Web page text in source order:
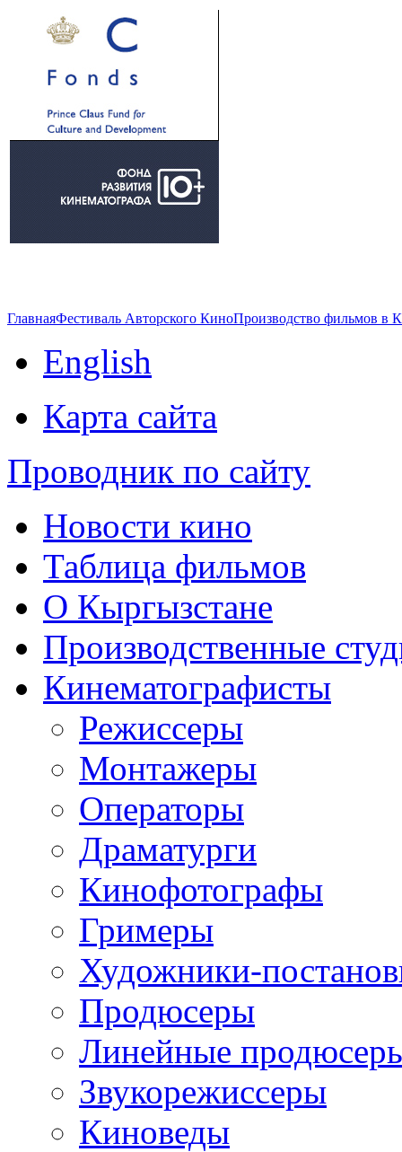
ГлавнаяФестиваль Авторского КиноПроизводство фильмов в
English
Карта сайта
Проводник по сайту
Новости кино
Таблица фильмов
О Кыргызстане
Производственные
Кинематографисты
Режиссеры
Монтажеры
Операторы
Драматурги
Кинофотографы
Гримеры
Художники-
Продюсеры
Линейные
Звукорежиссеры
Киноведы